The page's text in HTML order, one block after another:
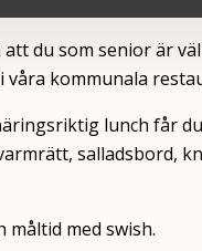
att du som senior är
våra kommunala
lunch får
salladsbord,
måltid med swish.